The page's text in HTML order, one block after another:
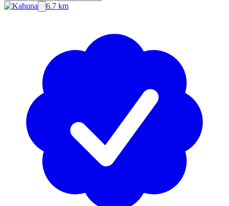
6.7 km